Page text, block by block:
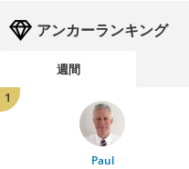
アンカーランキング
週間
1
Paul